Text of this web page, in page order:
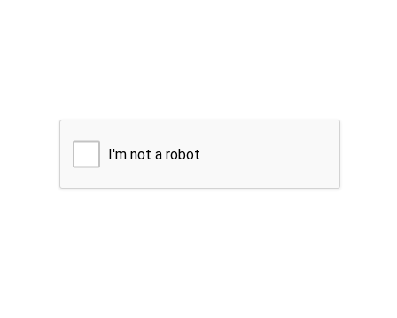
I'm not a robot